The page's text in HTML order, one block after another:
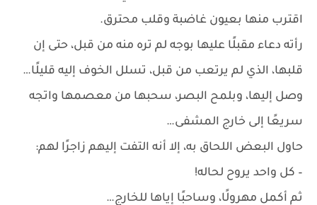
اقترب منها بعيون غاضبة وقلب محترق.
رأته دعاء مقبلًا عليها بوجه لم تره منه من قبل، حتى إن
قلبها، الذي لم يرتعب من قبل، تسلل الخوف إليه قليلًا…
وصل إليها، وبلمح البصر، سحبها من معصمها واتجه
سريعًا إلى خارج المشفى…
حاول البعض اللحاق به، إلا أنه التفت إليهم زاجرًا لهم:
– كل واحد يروح لحاله!
ثم أكمل مهرولًا، وساحبًا إياها للخارج…